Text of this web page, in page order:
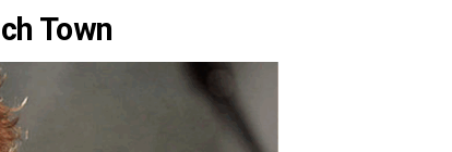
Town